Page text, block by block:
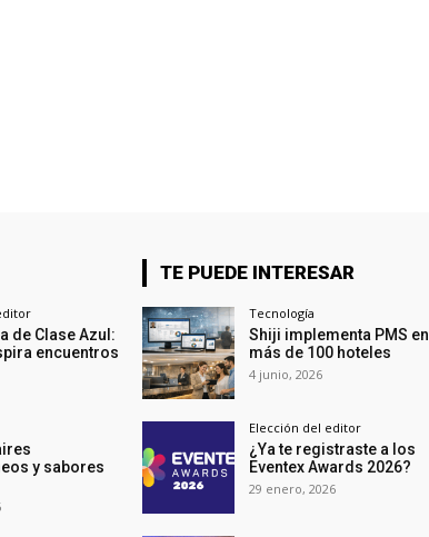
de Clase Azul:
encuentros
y sabores
TE PUEDE INTERESAR
Tecnología
Shiji implementa PMS en
más de 100 hoteles
4 junio, 2026
Elección del editor
¿Ya te registraste a los
Eventex Awards 2026?
29 enero, 2026